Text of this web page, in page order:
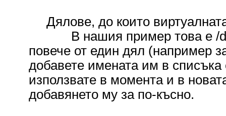
Дялове, до които
В нашия пример това е /
повече от един дял (например
добавете имената им в списъка
използвате в момента и в
добавянето му за по-късно.